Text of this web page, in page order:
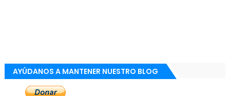
AYÚDANOS A MANTENER NUESTRO BLOG